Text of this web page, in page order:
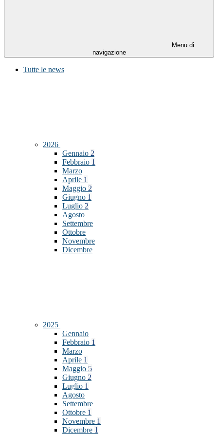
Menu di
navigazione
Tutte le news
2026
Gennaio 2
Febbraio 1
Marzo
Aprile 1
Maggio 2
Giugno 1
Luglio 2
Agosto
Settembre
Ottobre
Novembre
Dicembre
2025
Gennaio
Febbraio 1
Marzo
Aprile 1
Maggio 5
Giugno 2
Luglio 1
Agosto
Settembre
Ottobre 1
Novembre 1
Dicembre 1